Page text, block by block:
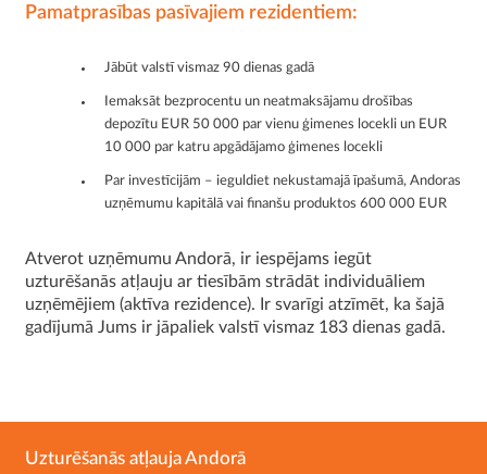
Pamatprasības pasīvajiem rezidentiem:
Jābūt valstī vismaz 90 dienas gadā
Iemaksāt bezprocentu un neatmaksājamu drošības
depozītu EUR 50 000 par vienu ģimenes locekli un EUR
10 000 par katru apgādājamo ģimenes locekli
Par investīcijām – ieguldiet nekustamajā īpašumā, Andoras
uzņēmumu kapitālā vai finanšu produktos 600 000 EUR
Atverot uzņēmumu Andorā, ir iespējams iegūt
uzturēšanās atļauju ar tiesībām strādāt individuāliem
uzņēmējiem (aktīva rezidence). Ir svarīgi atzīmēt, ka šajā
gadījumā Jums ir jāpaliek valstī vismaz 183 dienas gadā.
Uzturēšanās atļauja Andorā